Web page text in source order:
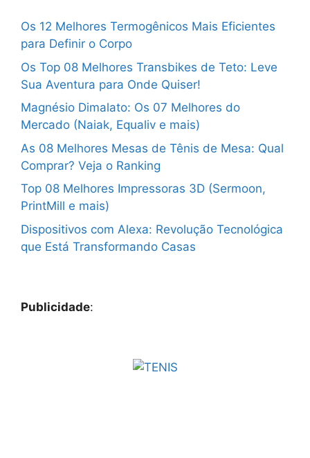
Os 12 Melhores Termogênicos Mais Eficientes
para Definir o Corpo
Os Top 08 Melhores Transbikes de Teto: Leve
Sua Aventura para Onde Quiser!
Magnésio Dimalato: Os 07 Melhores do
Mercado (Naiak, Equaliv e mais)
As 08 Melhores Mesas de Tênis de Mesa: Qual
Comprar? Veja o Ranking
Top 08 Melhores Impressoras 3D (Sermoon,
PrintMill e mais)
Dispositivos com Alexa: Revolução Tecnológica
que Está Transformando Casas
Publicidade: